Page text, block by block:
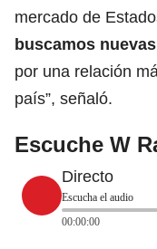
mercado de
buscamos
por una relación
país”, señaló.
Escuche W
Directo
Escucha el audio
00:00:00